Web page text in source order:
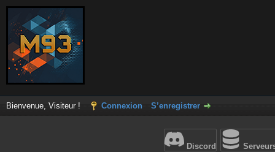
Bienvenue, Visiteur ! Connexion S’enregistrer
Discord